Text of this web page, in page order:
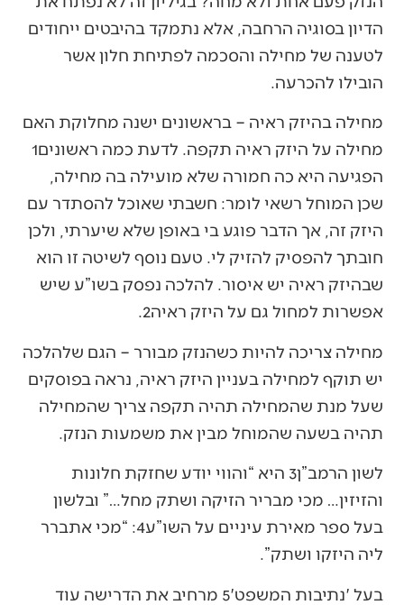
הדיון בסוגיה הרחבה, אלא נתמקד בהיבטים ייחודים
לטענה של מחילה והסכמה לפתיחת חלון אשר
הובילו להכרעה.
מחילה בהיזק ראיה – בראשונים ישנה מחלוקת האם
מחילה על היזק ראיה תקפה. לדעת כמה ראשונים1
הפגיעה היא כה חמורה שלא מועילה בה מחילה,
שכן המוחל רשאי לומר: חשבתי שאוכל להסתדר עם
היזק זה, אך הדבר פוגע בי באופן שלא שיערתי, ולכן
חובתך להפסיק להזיק לי. טעם נוסף לשיטה זו הוא
שבהיזק ראיה יש איסור. להלכה נפסק בשו”ע שיש
אפשרות למחול גם על היזק ראיה2.
מחילה צריכה להיות כשהנזק מבורר – הגם שלהלכה
יש תוקף למחילה בעניין היזק ראיה, נראה בפוסקים
שעל מנת שהמחילה תהיה תקפה צריך שהמחילה
תהיה בשעה שהמוחל מבין את משמעות הנזק.
לשון הרמב”ן3 היא “והווי יודע שחזקת חלונות
והזיזין… מכי מבריר הזיקה ושתק מחל…” ובלשון
בעל ספר מאירת עיניים על השו”ע4: “מכי אתברר
ליה היזקו ושתק”.
בעל 'נתיבות המשפט'5 מרחיב את הדרישה עוד